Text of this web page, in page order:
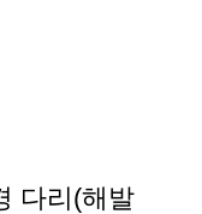
다리(해발